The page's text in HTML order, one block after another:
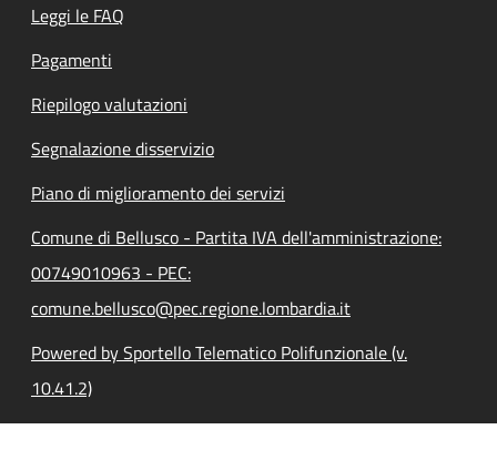
Leggi le FAQ
Pagamenti
Riepilogo valutazioni
Segnalazione disservizio
Piano di miglioramento dei servizi
Comune di Bellusco - Partita IVA dell'amministrazione:
00749010963 - PEC:
comune.bellusco@pec.regione.lombardia.it
Powered by Sportello Telematico Polifunzionale (v.
10.41.2)